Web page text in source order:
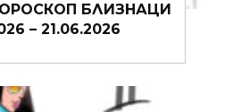
БЛИЗНАЦИ
– 21.06.2026